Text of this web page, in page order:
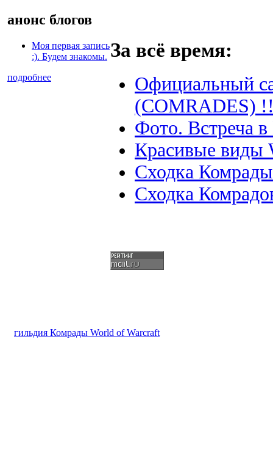
анонс блогов
Моя первая запись
:). Будем знакомы.
подробнее
За всё время:
Официальный
(COMRADES)
Фото. Встреча
Красивые виды
Сходка
Сходка
гильдия Комрады World of Warcraft